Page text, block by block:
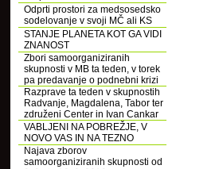
Odprti prostori za medsosedsko
sodelovanje v svoji MČ ali KS
STANJE PLANETA KOT GA VIDI
ZNANOST
Zbori samoorganiziranih
skupnosti v MB ta teden, v torek
pa predavanje o podnebni krizi
Razprave ta teden v skupnostih
Radvanje, Magdalena, Tabor ter
združeni Center in Ivan Cankar
VABLJENI NA POBREŽJE, V
NOVO VAS IN NA TEZNO
Najava zborov
samoorganiziranih skupnosti od